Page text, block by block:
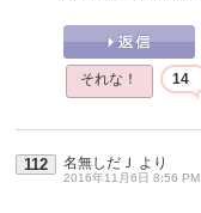
それな！ 14
112 名無しだＪ より
2016年11月6日 8:56 PM